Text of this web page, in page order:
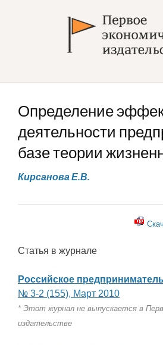
content
Определение
деятельности
базе теории
Кирсанова Е.В.
Статья в журнале
Российское
№ 3-2 (155), Март 2010
* Этот журнал не выпускается в
издательстве